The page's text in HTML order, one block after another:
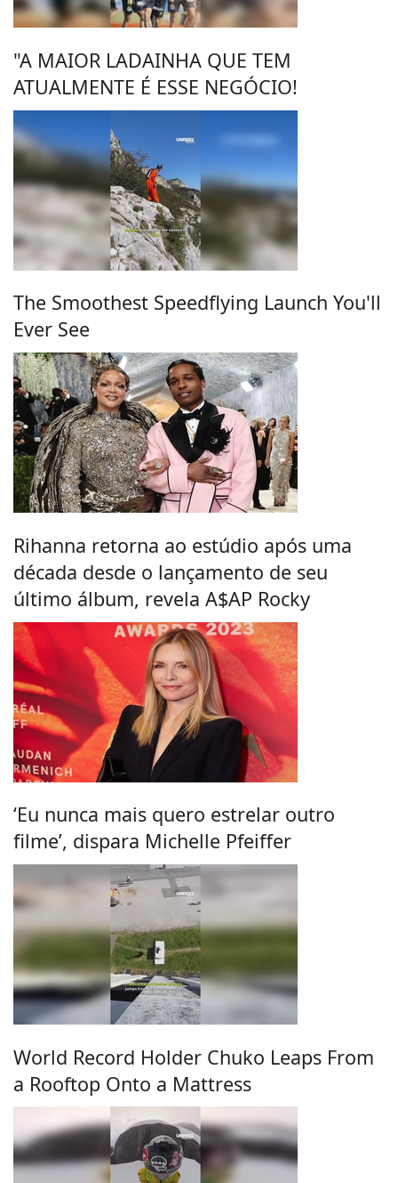
"A MAIOR LADAINHA QUE TEM
ATUALMENTE É ESSE NEGÓCIO!
The Smoothest Speedflying Launch You'll
Ever See
Rihanna retorna ao estúdio após uma
década desde o lançamento de seu
último álbum, revela A$AP Rocky
‘Eu nunca mais quero estrelar outro
filme’, dispara Michelle Pfeiffer
World Record Holder Chuko Leaps From
a Rooftop Onto a Mattress